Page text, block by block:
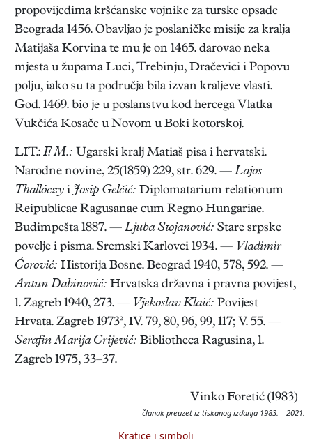
propovijedima kršćanske vojnike za turske opsade
Beograda 1456. Obavljao je poslaničke misije za kralja
Matijaša Korvina te mu je on 1465. darovao neka
mjesta u župama Luci, Trebinju, Dračevici i Popovu
polju, iako su ta područja bila izvan kraljeve vlasti.
God. 1469. bio je u poslanstvu kod hercega Vlatka
Vukčića Kosače u Novom u Boki kotorskoj.
LIT.: F. M.: Ugarski kralj Matiaš pisa i hervatski.
Narodne novine, 25(1859) 229, str. 629. — Lajos
Thallóczy i Josip Gelčić: Diplomatarium relationum
Reipublicae Ragusanae cum Regno Hungariae.
Budimpešta 1887. — Ljuba Stojanović: Stare srpske
povelje i pisma. Sremski Karlovci 1934. — Vladimir
Ćorović: Historija Bosne. Beograd 1940, 578, 592. —
Antun Dabinović: Hrvatska državna i pravna povijest,
1. Zagreb 1940, 273. — Vjekoslav Klaić: Povijest
Hrvata. Zagreb 1973², IV. 79, 80, 96, 99, 117; V. 55. —
Serafin Marija Crijević: Bibliotheca Ragusina, 1.
Zagreb 1975, 33–37.
Vinko Foretić (1983)
članak preuzet iz tiskanog izdanja 1983. – 2021.
Kratice i simboli